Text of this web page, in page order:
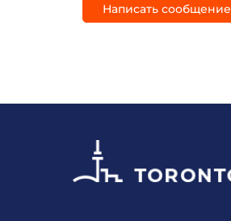
Написать сообщение